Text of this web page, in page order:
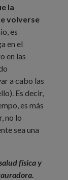
la
volverse
es
en el
en las
a cabo las
Es decir,
es más
no lo
sea una
física y